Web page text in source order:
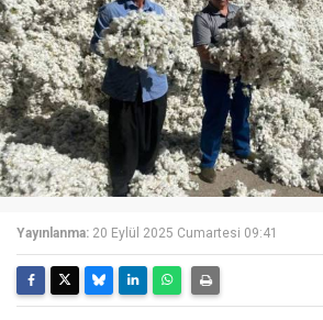
Yayınlanma: 20 Eylül 2025 Cumartesi 09:41